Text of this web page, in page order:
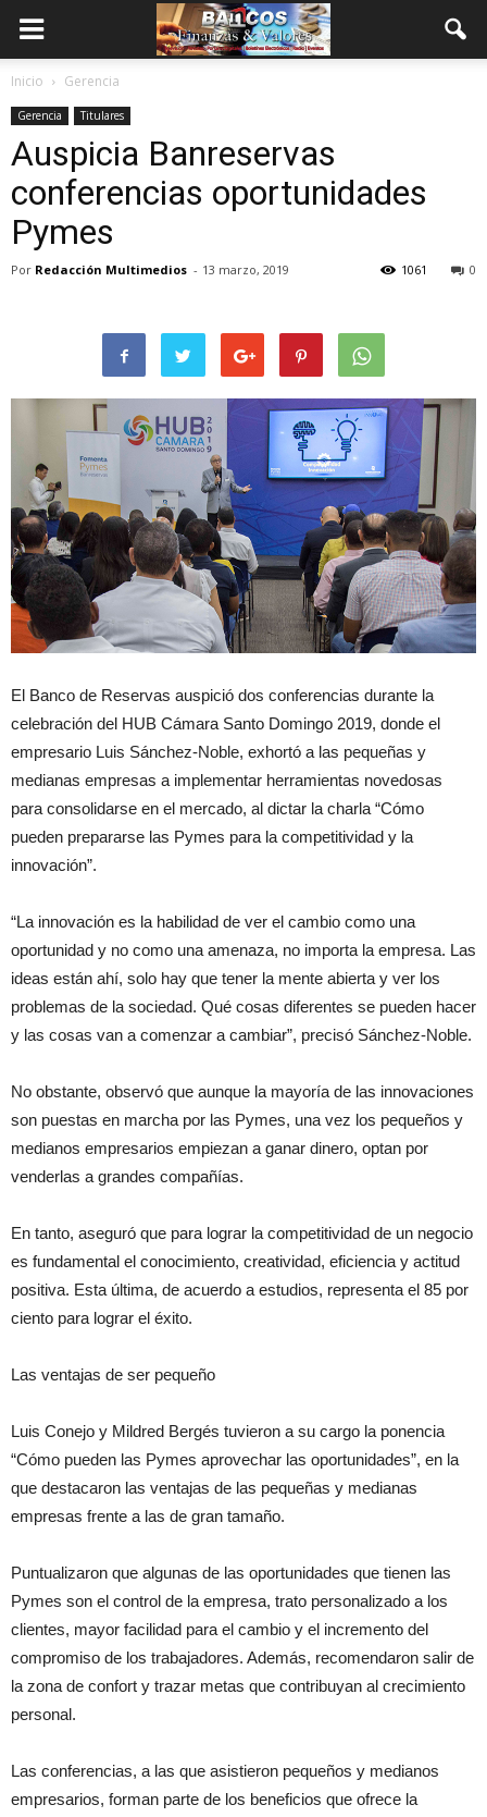
Inicio Gerencia
Gerencia Titulares
Auspicia Banreservas
conferencias oportunidades
Pymes
Por Redacción Multimedios - 13 marzo, 2019 0
1061
El Banco de Reservas auspició dos conferencias durante la
celebración del HUB Cámara Santo Domingo 2019, donde el
empresario Luis Sánchez-Noble, exhortó a las pequeñas y
medianas empresas a implementar herramientas novedosas
para consolidarse en el mercado, al dictar la charla “Cómo
pueden prepararse las Pymes para la competitividad y la
innovación”.
“La innovación es la habilidad de ver el cambio como una
oportunidad y no como una amenaza, no importa la empresa. Las
ideas están ahí, solo hay que tener la mente abierta y ver los
problemas de la sociedad. Qué cosas diferentes se pueden hacer
y las cosas van a comenzar a cambiar”, precisó Sánchez-Noble.
No obstante, observó que aunque la mayoría de las innovaciones
son puestas en marcha por las Pymes, una vez los pequeños y
medianos empresarios empiezan a ganar dinero, optan por
venderlas a grandes compañías.
En tanto, aseguró que para lograr la competitividad de un negocio
es fundamental el conocimiento, creatividad, eficiencia y actitud
positiva. Esta última, de acuerdo a estudios, representa el 85 por
ciento para lograr el éxito.
Las ventajas de ser pequeño
Luis Conejo y Mildred Bergés tuvieron a su cargo la ponencia
“Cómo pueden las Pymes aprovechar las oportunidades”, en la
que destacaron las ventajas de las pequeñas y medianas
empresas frente a las de gran tamaño.
Puntualizaron que algunas de las oportunidades que tienen las
Pymes son el control de la empresa, trato personalizado a los
clientes, mayor facilidad para el cambio y el incremento del
compromiso de los trabajadores. Además, recomendaron salir de
la zona de confort y trazar metas que contribuyan al crecimiento
personal.
Las conferencias, a las que asistieron pequeños y medianos
empresarios, forman parte de los beneficios que ofrece la